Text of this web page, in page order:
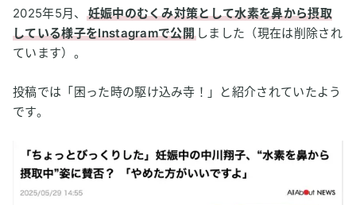
2025年5月、
妊娠中のむくみ対策として水素を鼻から摂取
している様子をInstagramで公開 しました（現在は削除され
ています）。
投稿では「困った時の駆け込み寺！」と紹介されていたよう
です。